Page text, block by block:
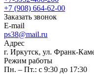
+7 (908) 664-62-00
Заказать звонок
E-mail
ps38@mail.ru
Адрес
г. Иркутск, ул. Франк-
Режим работы
Пн. – Пт.: с 9:30 до 17:30